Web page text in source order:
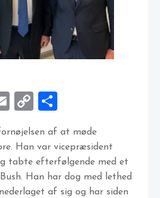
EmailCopy
af at møde
Han var vicepræsident
tabte efterfølgende med et
Han har dog med lethed
af sig og har siden